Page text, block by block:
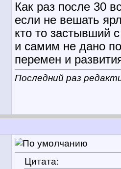
Как раз после 30
если не вешать
кто то застывший
и самим не дано
перемен и
Последний раз
Цитата: